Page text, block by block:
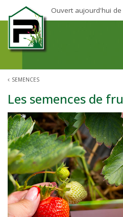
l
d
m
SEMENCES
Ouvert aujourd'hui de
Les semences de